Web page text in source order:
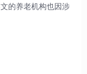
的养老机构也因涉